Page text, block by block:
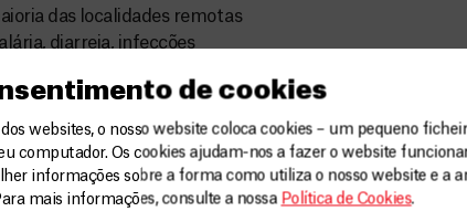
de cookies
websites, o nosso website coloca cookies – um pequeno
computador. Os cookies ajudam-nos a fazer o website
informações sobre a forma como utiliza o nosso website e a
mais informações, consulte a nossa Política de Cookies.
das localidades remotas
diarreia, infecções
aos nossos centros
médico. “O pouco que
às necessidades da